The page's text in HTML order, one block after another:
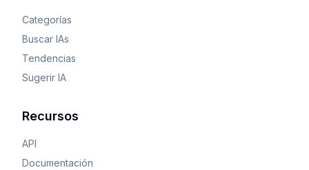
Categorías
Buscar IAs
Tendencias
Sugerir IA
Recursos
API
Documentación